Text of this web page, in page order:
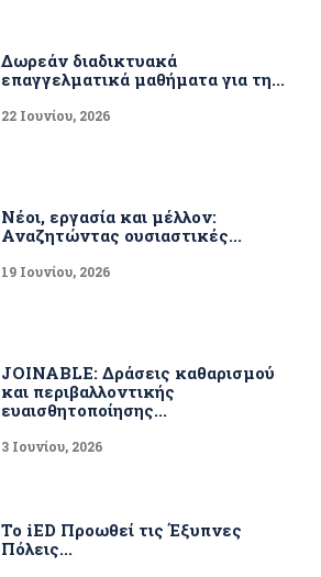
Δωρεάν διαδικτυακά
επαγγελματικά μαθήματα για τη...
22 Ιουνίου, 2026
Νέοι, εργασία και μέλλον:
Αναζητώντας ουσιαστικές...
19 Ιουνίου, 2026
JOINABLE: Δράσεις καθαρισμού
και περιβαλλοντικής
ευαισθητοποίησης...
3 Ιουνίου, 2026
Το iED Προωθεί τις Έξυπνες
Πόλεις...